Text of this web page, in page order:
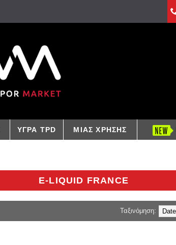
ΥΓΡΑ TPD ΜΙΑΣ ΧΡΗΣΗΣ
E-LIQUID FRANCE
Ταξινόμηση: